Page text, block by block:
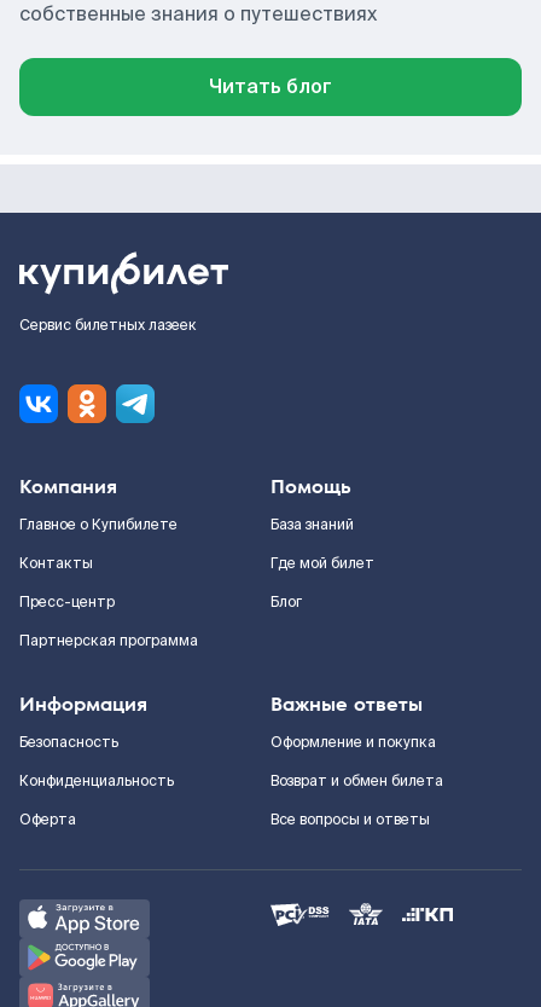
собственные знания о путешествиях
Читать блог
Сервис билетных лазеек
Компания
Главное о Купибилете
Контакты
Пресс-центр
Партнерская программа
Помощь
База знаний
Где мой билет
Блог
Информация
Безопасность
Конфиденциальность
Оферта
Важные ответы
Оформление и покупка
Возврат и обмен билета
Все вопросы и ответы